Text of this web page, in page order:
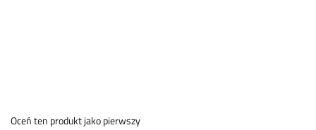
Oceń ten produkt jako pierwszy